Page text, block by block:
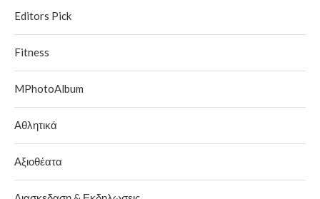
Editors Pick
Fitness
MPhotoAlbum
Αθλητικά
Αξιοθέατα